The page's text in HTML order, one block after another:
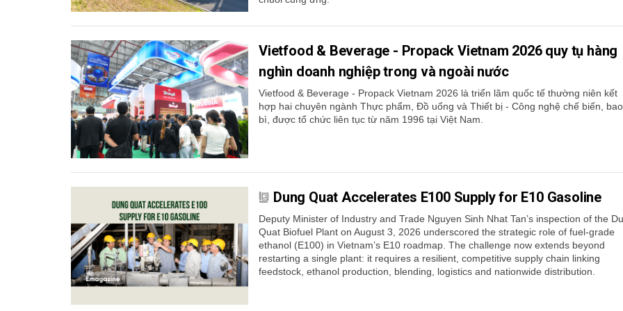
Vietfood & Beverage - Propack Vietnam 2026 quy tụ hàng
nghìn doanh nghiệp trong và ngoài nước
Vietfood & Beverage - Propack Vietnam 2026 là triển lãm quốc tế thường niên kết
hợp hai chuyên ngành Thực phẩm, Đồ uống và Thiết bị - Công nghệ chế biến, bao
bì, được tổ chức liên tục từ năm 1996 tại Việt Nam.
Dung Quat Accelerates E100 Supply for E10 Gasoline
Deputy Minister of Industry and Trade Nguyen Sinh Nhat Tan’s inspection of the
Quat Biofuel Plant on August 3, 2026 underscored the strategic role of fuel-grade
ethanol (E100) in Vietnam’s E10 roadmap. The challenge now extends beyond
restarting a single plant: it requires a resilient, competitive supply chain linking
feedstock, ethanol production, blending, logistics and nationwide distribution.